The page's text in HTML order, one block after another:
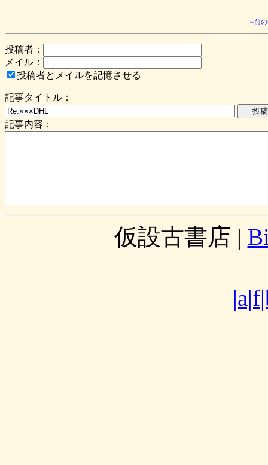
←前
投稿者：
メイル：
投稿者とメイルを記憶させる
記事タイトル：
記事内容：
仮設古書店 |